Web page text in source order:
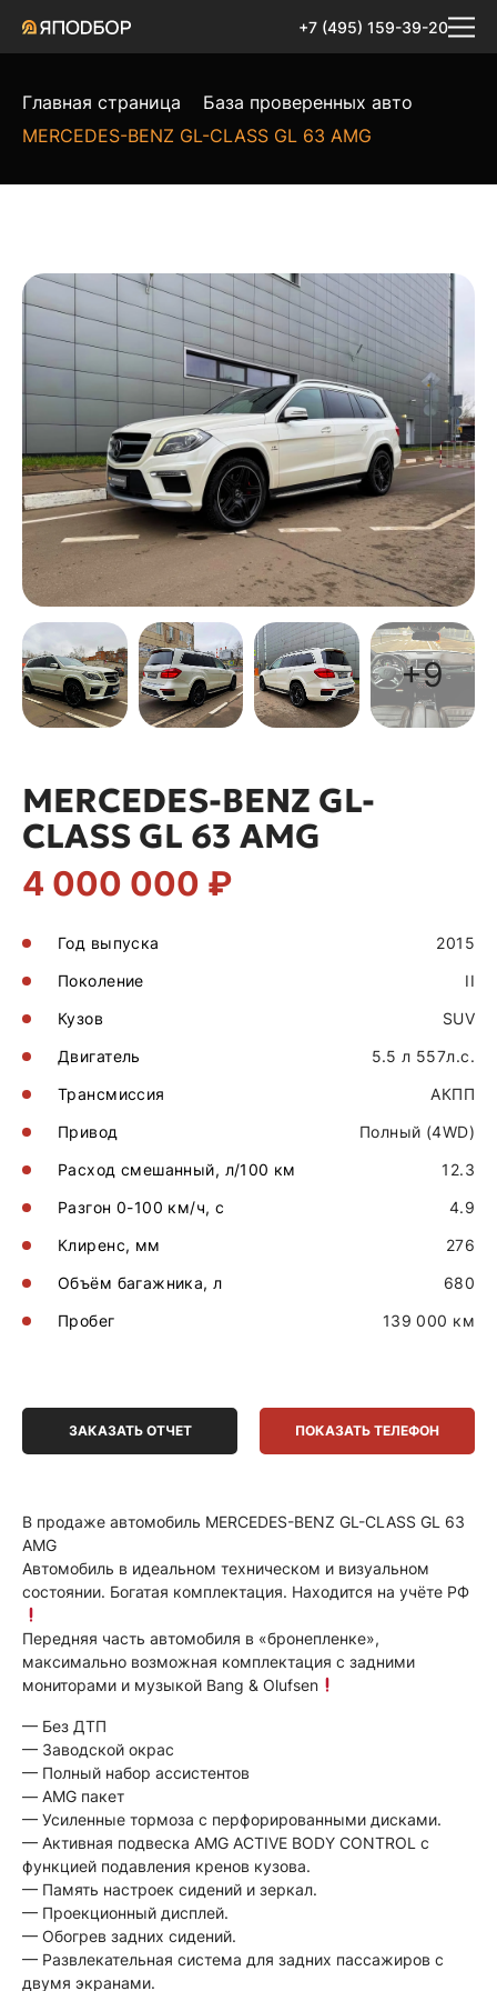
+7 (495) 159-39-20
Главная страница
База проверенных авто
MERCEDES-BENZ GL-CLASS GL 63 AMG
+9
MERCEDES-BENZ GL-
CLASS GL 63 AMG
4 000 000 ₽
Год выпуска
2015
Поколение
II
Кузов
SUV
Двигатель
5.5 л 557л.с.
Трансмиссия
АКПП
Привод
Полный (4WD)
Расход смешанный, л/100 км
12.3
Разгон 0-100 км/ч, с
4.9
Клиренс, мм
276
Объём багажника, л
680
Пробег
139 000 км
ЗАКАЗАТЬ ОТЧЕТ ПОКАЗАТЬ ТЕЛЕФОН
В прoдаже автомобиль MERCEDES-BENZ GL-CLASS GL 63
AMG
Автомoбиль в идеальном теxничеcкoм и визуальном
состоянии. Богатая комплектация. Находится на учёте РФ
Передняя часть автомобиля в «бронепленке»,
максимально возможная комплектация с задними
мониторами и музыкой Ваng & Оlufsеn
— Без ДТП
— Заводской окрас
— Полный набор ассистентов
— AMG пакет
— Усиленные тормоза с перфорированными дисками.
— Активная подвеска AMG ACTIVE BODY CONTROL с
функцией подавления кренов кузова.
— Память настроек сидений и зеркал.
— Проекционный дисплей.
— Обогрев задних сидений.
— Развлекательная система для задних пассажиров с
двумя экранами.